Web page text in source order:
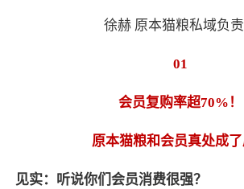
徐赫 原本猫粮私域负
01
会员复购率超70%！
原本猫粮和会员真处成
见实：听说你们会员消费很强？